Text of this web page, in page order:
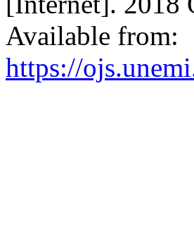
Available from:
https://